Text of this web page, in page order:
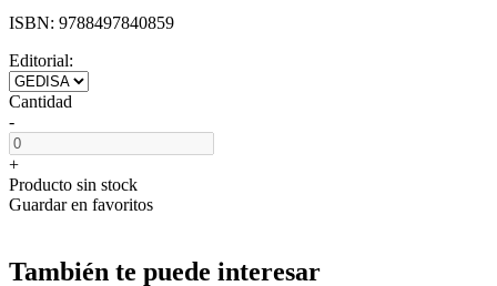
ISBN: 9788497840859
Editorial:
Cantidad
-
+
Producto sin stock
Guardar en favoritos
También te puede interesar